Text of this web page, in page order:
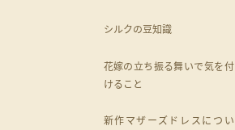
シルクの豆知識
花嫁の立ち振る舞いで気を付
けること
新作マザーズドレスについ